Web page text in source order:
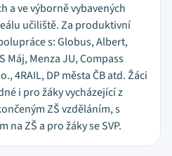
a ve výborně vybavených
učiliště. Za produktivní
s: Globus, Albert,
Máj, Menza JU, Compass
4RAIL, DP města ČB atd. Žáci
i pro žáky vycházející z
ZŠ vzděláním, s
ZŠ a pro žáky se SVP.